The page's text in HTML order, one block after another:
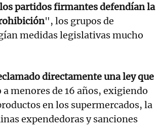
partidos firmantes defendían la
", los grupos de
medidas legislativas mucho
directamente una ley que
menores de 16 años, exigiendo
en los supermercados, la
expendedoras y sanciones